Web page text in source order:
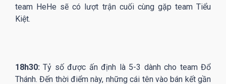
team HeHe sẽ có lượt trận cuối cùng gặp team Tiểu
Kiệt.
18h30: Tỷ số được ấn định là 5-3 dành cho team Đổ
Thánh. Đến thời điểm này, những cái tên vào bán kết gần